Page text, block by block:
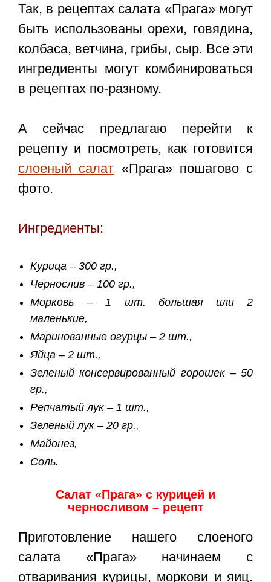
Так, в рецептах салата «Прага» могут
быть использованы орехи, говядина,
колбаса, ветчина, грибы, сыр. Все эти
ингредиенты могут комбинироваться
в рецептах по-разному.
А сейчас предлагаю перейти к
рецепту и посмотреть, как готовится
слоеный салат «Прага» пошагово с
фото.
Ингредиенты:
Курица – 300 гр.,
Чернослив – 100 гр.,
Морковь – 1 шт. большая или 2
маленькие,
Маринованные огурцы – 2 шт.,
Яйца – 2 шт.,
Зеленый консервированный горошек – 50
гр.,
Репчатый лук – 1 шт.,
Зеленый лук – 20 гр.,
Майонез,
Соль.
Салат «Прага» с курицей и
черносливом – рецепт
Приготовление нашего слоеного
салата «Прага» начинаем с
отваривания курицы, моркови и яиц.